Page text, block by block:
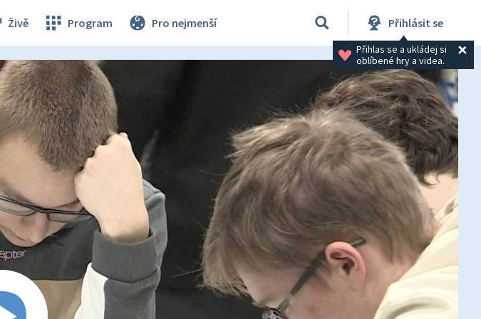
Živě Program Pro nejmenší Přihlásit se
Přihlas se a ukládej si
oblíbené hry a videa.